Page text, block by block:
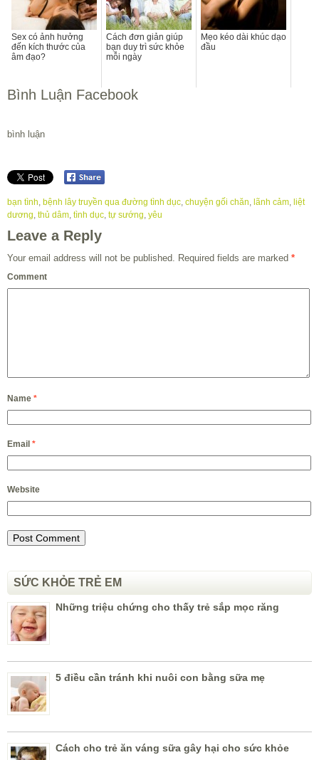
Sex có ảnh hưởng
đến kích thước của
âm đạo?
Cách đơn giản giúp
bạn duy trì sức khỏe
mỗi ngày
Mẹo kéo dài khúc dạo
đầu
Bình Luận Facebook
bình luận
bạn tình bệnh lây truyền qua đường tình dục chuyện gối chăn lãnh cảm liệt
dương thủ dâm tình dục tự sướng yêu
Leave a Reply
Your email address will not be published. Required fields are marked *
Comment
Name *
Email *
Website
SỨC KHỎE TRẺ EM
Những triệu chứng cho thấy trẻ sắp mọc răng
5 điều cần tránh khi nuôi con bằng sữa mẹ
Cách cho trẻ ăn váng sữa gây hại cho sức khỏe